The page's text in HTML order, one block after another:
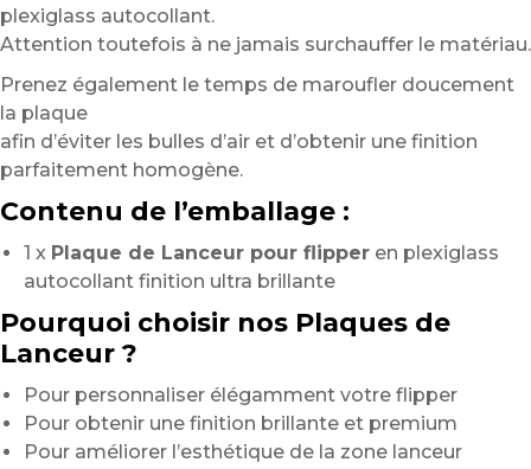
plexiglass autocollant.
Attention toutefois à ne jamais surchauffer le matériau.
Prenez également le temps de maroufler doucement
la plaque
afin d’éviter les bulles d’air et d’obtenir une finition
parfaitement homogène.
Contenu de l’emballage :
1 x Plaque de Lanceur pour flipper en plexiglass
autocollant finition ultra brillante
Pourquoi choisir nos Plaques de
Lanceur ?
Pour personnaliser élégamment votre flipper
Pour obtenir une finition brillante et premium
Pour améliorer l’esthétique de la zone lanceur